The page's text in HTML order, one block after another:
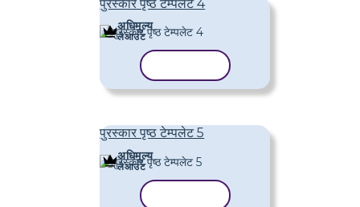
पुरस्कार पृष्ठ टेम्पलेट 4
अधिमूल्य
लेआउट
पुरस्कार पृष्ठ टेम्पलेट 5
अधिमूल्य
लेआउट